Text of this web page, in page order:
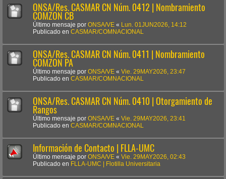
ONSA/Res. CASMAR CN Núm. 0412 | Nombramiento
COMZON CB
Último mensaje por ONSA/VE «
Lun. 01JUN2026, 14:12
Publicado en CASMAR/COMNACIONAL
ONSA/Res. CASMAR CN Núm. 0411 | Nombramiento
COMZON PA
Último mensaje por ONSA/VE « Vie. 29MAY2026, 23:47
Publicado en CASMAR/COMNACIONAL
ONSA/Res. CASMAR CN Núm. 0410 | Otorgamiento de
Rangos
Último mensaje por ONSA/VE « Vie. 29MAY2026, 23:41
Publicado en CASMAR/COMNACIONAL
Información de Contacto | FLLA-UMC
Último mensaje por ONSA/VE « Vie. 29MAY2026, 02:43
Publicado en FLLA-UMC | Flotilla Universitaria